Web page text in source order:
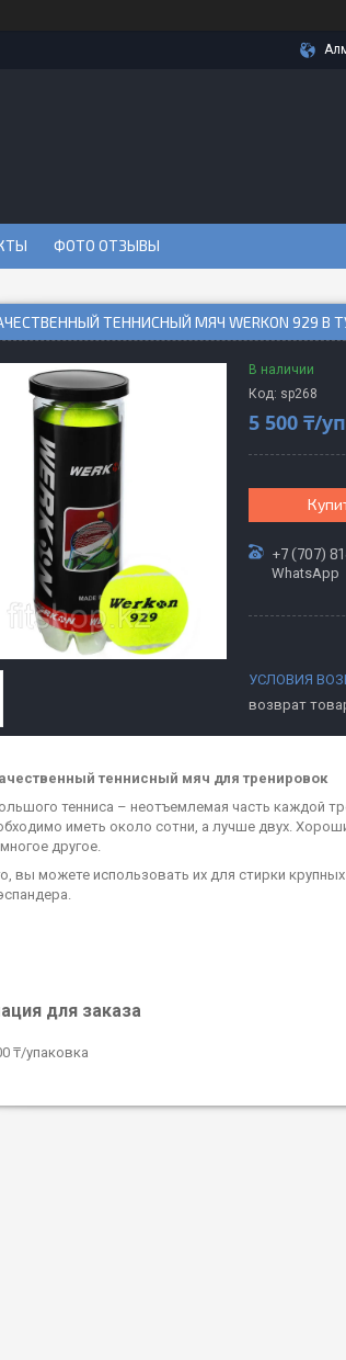
ФОТО ОТЗЫВЫ
ТЕННИСНЫЙ МЯЧ WERKON 929 В
В наличии
Код: sp268
5 500 ₸/
+7 (707)
WhatsApp
возврат
теннисный мяч для тренировок
тенниса – неотъемлемая часть каждой
иметь около сотни, а лучше двух.
другое.
вы можете использовать их для стирки
для заказа
₸/упаковка